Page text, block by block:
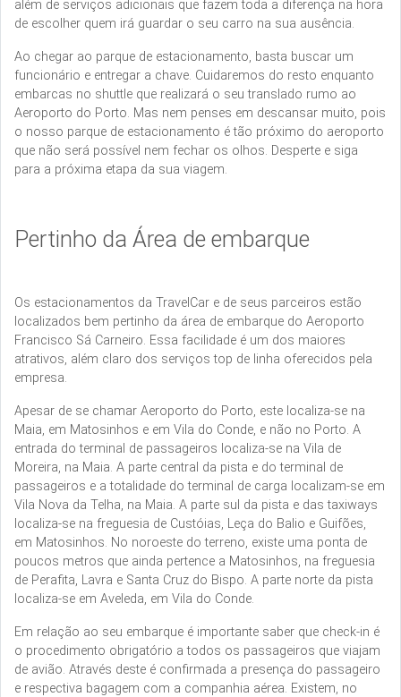
além de serviços adicionais que fazem toda a diferença na hora
de escolher quem irá guardar o seu carro na sua ausência.
Ao chegar ao parque de estacionamento, basta buscar um
funcionário e entregar a chave. Cuidaremos do resto enquanto
embarcas no shuttle que realizará o seu translado rumo ao
Aeroporto do Porto. Mas nem penses em descansar muito, pois
o nosso parque de estacionamento é tão próximo do aeroporto
que não será possível nem fechar os olhos. Desperte e siga
para a próxima etapa da sua viagem.
Pertinho da Área de embarque
Os estacionamentos da TravelCar e de seus parceiros estão
localizados bem pertinho da área de embarque do Aeroporto
Francisco Sá Carneiro. Essa facilidade é um dos maiores
atrativos, além claro dos serviços top de linha oferecidos pela
empresa.
Apesar de se chamar Aeroporto do Porto, este localiza-se na
Maia, em Matosinhos e em Vila do Conde, e não no Porto. A
entrada do terminal de passageiros localiza-se na Vila de
Moreira, na Maia. A parte central da pista e do terminal de
passageiros e a totalidade do terminal de carga localizam-se em
Vila Nova da Telha, na Maia. A parte sul da pista e das taxiways
localiza-se na freguesia de Custóias, Leça do Balio e Guifões,
em Matosinhos. No noroeste do terreno, existe uma ponta de
poucos metros que ainda pertence a Matosinhos, na freguesia
de Perafita, Lavra e Santa Cruz do Bispo. A parte norte da pista
localiza-se em Aveleda, em Vila do Conde.
Em relação ao seu embarque é importante saber que check-in é
o procedimento obrigatório a todos os passageiros que viajam
de avião. Através deste é confirmada a presença do passageiro
e respectiva bagagem com a companhia aérea. Existem, no